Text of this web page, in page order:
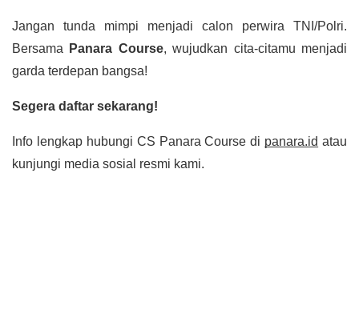
Jangan tunda mimpi menjadi calon perwira TNI/Polri.
Bersama
Panara Course, wujudkan cita-citamu menjadi
garda terdepan bangsa!
Segera daftar sekarang!
Info lengkap hubungi CS Panara Course di panara.id atau
kunjungi media sosial resmi kami.